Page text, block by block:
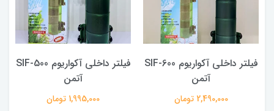
فیلتر داخلی آکواریوم SIF-600
آتمن
2,490,000 تومان
فیلتر داخلی آکواریوم SIF-500
آتمن
1,995,000 تومان